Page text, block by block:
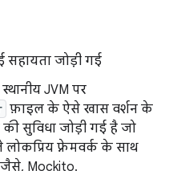
सहायता जोड़ी गई
JVM पर
फ़ाइल के ऐसे खास वर्शन के
सुविधा जोड़ी गई है जो
फ़्रेमवर्क के साथ
Mockito.